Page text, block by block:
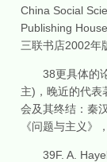
China Social
Publishing
三联书店2002年
38更具体的论
主)，晚近的代表
会及其终结：秦
《问题与主义》
39F. A.